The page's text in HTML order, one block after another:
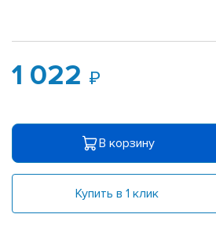
1 022
В корзину
Купить в 1 клик